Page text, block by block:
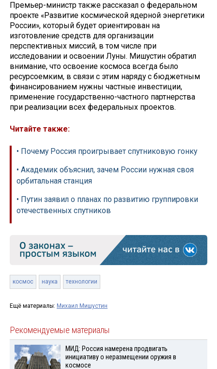
Премьер-министр также рассказал о федеральном
проекте «Развитие космической ядерной энергетики
России», который будет ориентирован на
изготовление средств для организации
перспективных миссий, в том числе при
исследовании и освоении Луны. Мишустин обратил
внимание, что освоение космоса всегда было
ресурсоемким, в связи с этим наряду с бюджетным
финансированием нужны частные инвестиции,
применение государственно-частного партнерства
при реализации всех федеральных проектов.
Читайте также:
• Почему Россия проигрывает спутниковую гонку
• Академик объяснил, зачем России нужная своя
орбитальная станция
• Путин заявил о планах по развитию группировки
отечественных спутников
космос наука технологии
Ещё материалы: Михаил Мишустин
Рекомендуемые материалы
МИД: Россия намерена продвигать
инициативу о неразмещении оружия в
космосе